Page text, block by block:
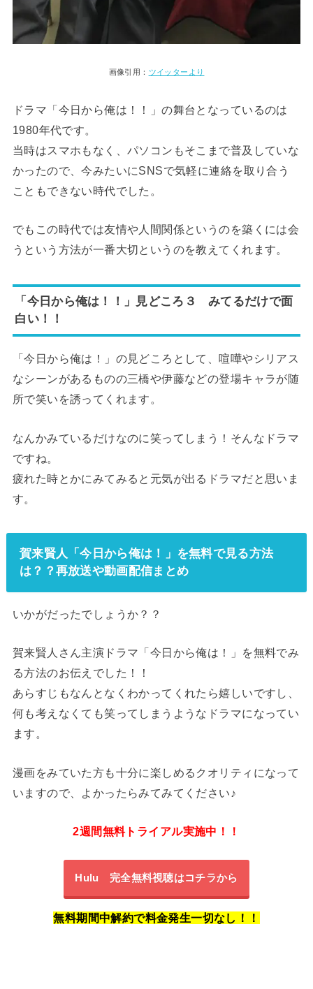
画像引用： ツイッターより
ドラマ「今日から俺は！！」の舞台となっているのは
1980年代です。
当時はスマホもなく、パソコンもそこまで普及していな
かったので、今みたいにSNSで気軽に連絡を取り合う
こともできない時代でした。
でもこの時代では友情や人間関係というのを築くには会
うという方法が一番大切というのを教えてくれます。
「今日から俺は！！」見どころ３ みてるだけで面
白い！！
「今日から俺は！」の見どころとして、喧嘩やシリアス
なシーンがあるものの三橋や伊藤などの登場キャラが随
所で笑いを誘ってくれます。
なんかみているだけなのに笑ってしまう！そんなドラマ
ですね。
疲れた時とかにみてみると元気が出るドラマだと思いま
す。
賀来賢人「今日から俺は！」を無料で見る方法
は？？再放送や動画配信まとめ
いかがだったでしょうか？？
賀来賢人さん主演ドラマ「今日から俺は！」を無料でみ
る方法のお伝えでした！！
あらすじもなんとなくわかってくれたら嬉しいですし、
何も考えなくても笑ってしまうようなドラマになってい
ます。
漫画をみていた方も十分に楽しめるクオリティになって
いますので、よかったらみてみてください♪
2週間無料トライアル実施中！！
Hulu 完全無料視聴はコチラから
無料期間中解約で料金発生一切なし！！